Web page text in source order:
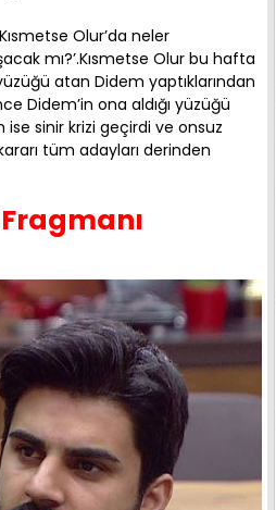
Olur’da neler
mı?’.Kısmetse Olur bu hafta
atan Didem yaptıklarından
Didem’in ona aldığı yüzüğü
sinir krizi geçirdi ve onsuz
tüm adayları derinden